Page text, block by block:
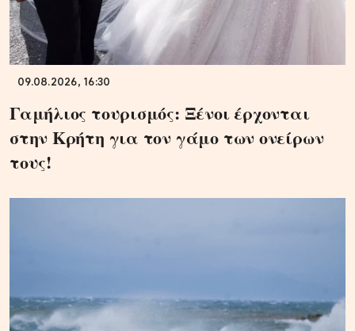
09.08.2026, 16:30
Γαμήλιος τουρισμός: Ξένοι έρχονται
στην Κρήτη για τον γάμο των ονείρων
τους!